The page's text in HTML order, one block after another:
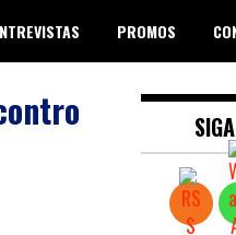
PROMOS